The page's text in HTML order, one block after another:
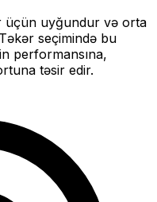
üçün uyğundur və orta
seçimində bu
performansına,
təsir edir.